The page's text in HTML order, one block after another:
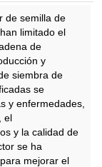
de semilla de
limitado el
de
y
siembra de
se
y enfermedades,
el
y la calidad de
se ha
mejorar el